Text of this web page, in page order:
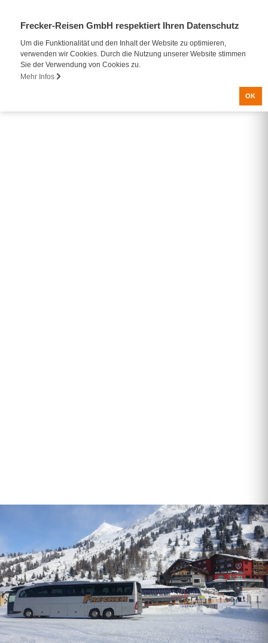
Frecker-Reisen GmbH respektiert Ihren Datenschutz
Um die Funktionalität und den Inhalt der Website zu optimieren,
verwenden wir Cookies. Durch die Nutzung unserer Website stimmen
Sie der Verwendung von Cookies zu.
Mehr Infos
OK